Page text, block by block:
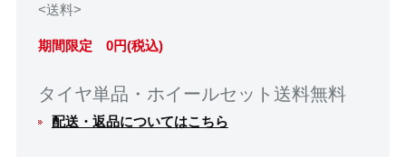
<送料>
期間限定 0円(税込)
タイヤ単品・ホイールセット送料無料
配送・返品についてはこちら